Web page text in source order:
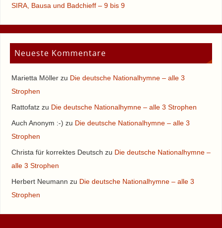
SIRA, Bausa und Badchieff – 9 bis 9
Neueste Kommentare
Marietta Möllerzu Die deutsche Nationalhymne – alle 3
Strophen
Rattofatzzu Die deutsche Nationalhymne – alle 3 Strophen
Auch Anonym :-) zu Die deutsche Nationalhymne – alle 3
Strophen
Christa für korrektes Deutsch zu Die deutsche Nationalhymne –
alle 3 Strophen
Herbert Neumann zu Die deutsche Nationalhymne – alle 3
Strophen